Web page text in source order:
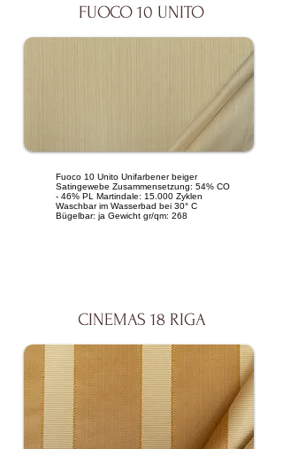
FUOCO 10 UNITO
Fuoco 10 Unito Unifarbener beiger
Satingewebe Zusammensetzung: 54% CO
- 46% PL Martindale: 15.000 Zyklen
Waschbar im Wasserbad bei 30° C
Bügelbar: ja Gewicht gr/qm: 268
CINEMAS 18 RIGA